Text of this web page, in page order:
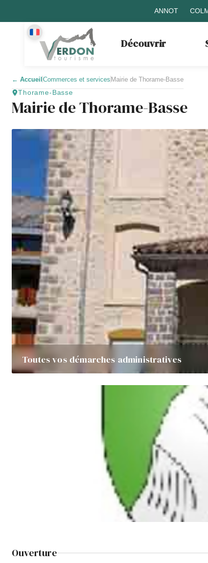
ANNOT
Découvrir
← AccueilCommerces et services Mairie de Thorame-Basse
Thorame-Basse
Mairie de Thorame-Basse
Toutes vos démarches administratives
Ouverture